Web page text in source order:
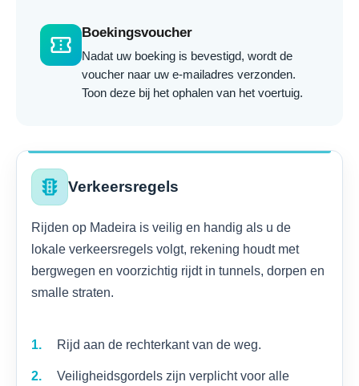
confirmation_number
Boekingsvoucher
Nadat uw boeking is bevestigd, wordt de
voucher naar uw e-mailadres verzonden.
Toon deze bij het ophalen van het voertuig.
traffic Verkeersregels
Rijden op Madeira is veilig en handig als u de
lokale verkeersregels volgt, rekening houdt met
bergwegen en voorzichtig rijdt in tunnels, dorpen en
smalle straten.
Rijd aan de rechterkant van de weg.
Veiligheidsgordels zijn verplicht voor alle